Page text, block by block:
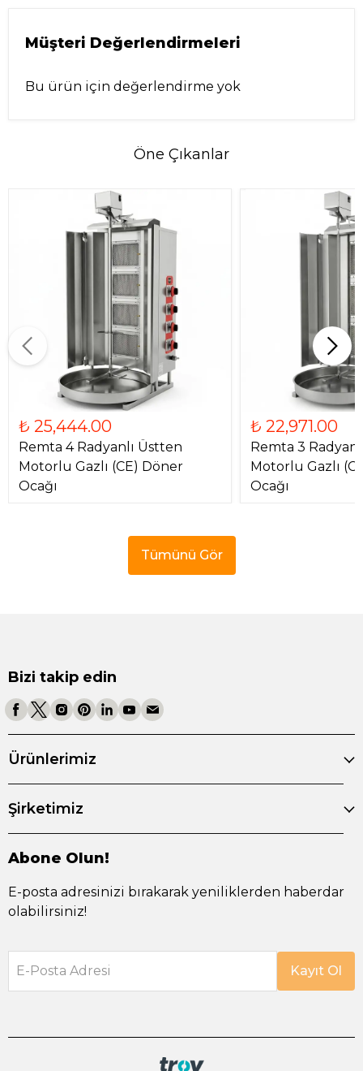
Müşteri Değerlendirmeleri
Bu ürün için değerlendirme yok
Öne Çıkanlar
₺ 25,444.00
Remta 4 Radyanlı Üstten
Motorlu Gazlı (CE) Döner
Ocağı
₺ 22,971.00
Remta 3
Motorlu Gazlı
Ocağı
Tümünü Gör
Bizi takip edin
Ürünlerimiz
Şirketimiz
Abone Olun!
E-posta adresinizi bırakarak yeniliklerden haberdar
olabilirsiniz!
E-Posta Adresi Kayıt Ol